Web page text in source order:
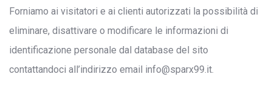
Forniamo ai visitatori e ai clienti autorizzati la possibilità di
eliminare, disattivare o modificare le informazioni di
identificazione personale dal database del sito
contattandoci all’indirizzo email info@sparx99.it.